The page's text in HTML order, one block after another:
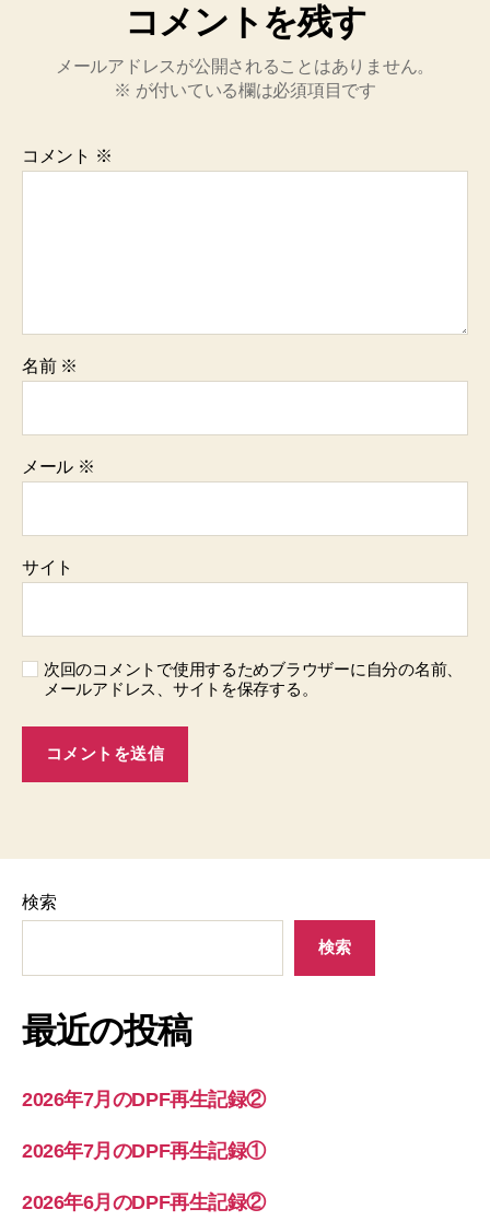
コメントを残す
メールアドレスが公開されることはありません。
※ が付いている欄は必須項目です
コメント ※
名前 ※
メール ※
サイト
次回のコメントで使用するためブラウザーに自分の名前、
メールアドレス、サイトを保存する。
検索
検索
最近の投稿
2026年7月のDPF再生記録②
2026年7月のDPF再生記録①
2026年6月のDPF再生記録②